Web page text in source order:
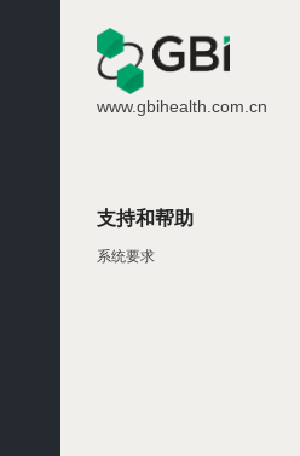
www.gbihealth.com.cn
支持和帮助
系统要求